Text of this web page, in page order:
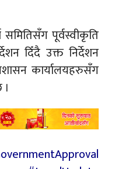
समितिसँग पूर्वस्वीकृति
दिँदै उक्त निर्देशन
कार्यालयहरुसँग